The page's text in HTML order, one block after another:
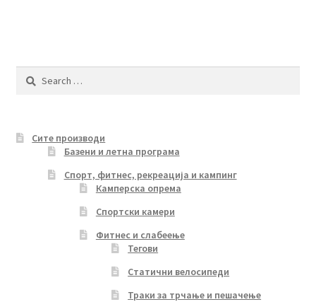
options
product
Search
Сите производи
Базени и летна програма
Спорт, фитнес, рекреација и кампинг
Камперска опрема
Спортски камери
Фитнес и слабеење
Тегови
Статични велосипеди
Траки за трчање и пешачење